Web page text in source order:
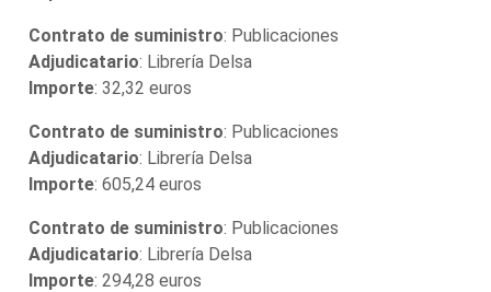
Contrato de suministro: Publicaciones
Adjudicatario: Librería Delsa
Importe: 32,32 euros
Contrato de suministro: Publicaciones
Adjudicatario: Librería Delsa
Importe: 605,24 euros
Contrato de suministro: Publicaciones
Adjudicatario: Librería Delsa
Importe: 294,28 euros